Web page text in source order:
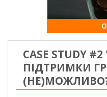
CASE STUDY
ПІДТРИМКИ